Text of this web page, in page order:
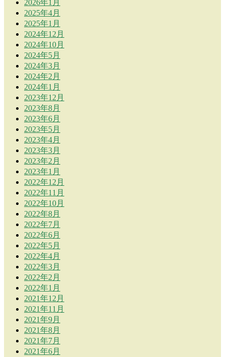
2026年1月
2025年4月
2025年1月
2024年12月
2024年10月
2024年5月
2024年3月
2024年2月
2024年1月
2023年12月
2023年8月
2023年6月
2023年5月
2023年4月
2023年3月
2023年2月
2023年1月
2022年12月
2022年11月
2022年10月
2022年8月
2022年7月
2022年6月
2022年5月
2022年4月
2022年3月
2022年2月
2022年1月
2021年12月
2021年11月
2021年9月
2021年8月
2021年7月
2021年6月